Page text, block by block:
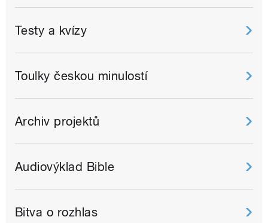
Testy a kvízy
Toulky českou minulostí
Archiv projektů
Audiovýklad Bible
Bitva o rozhlas